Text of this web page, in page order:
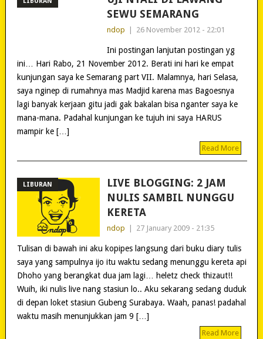
SEWU SEMARANG
ndop 26 November 2012 - 22:01
Ini postingan lanjutan postingan yg
ini… Hari Rabo, 21 November 2012. Berati ini hari ke empat
kunjungan saya ke Semarang part VII. Malamnya, hari Selasa,
saya nginep di rumahnya mas Madjid karena mas Bagoesnya
lagi banyak kerjaan gitu jadi gak bakalan bisa nganter saya ke
mana-mana. Padahal kunjungan ke tujuh ini saya HARUS
mampir ke […]
Read More
LIBURAN
LIVE BLOGGING: 2 JAM
NULIS SAMBIL NUNGGU
KERETA
ndop 27 January 2009 - 21:35
Tulisan di bawah ini aku kopipes langsung dari buku diary tulis
saya yang sampulnya ijo itu waktu sedang menunggu kereta api
Dhoho yang berangkat dua jam lagi… heletz check thizaut!!
Wuih, iki nulis live nang stasiun lo.. Aku sekarang sedang duduk
di depan loket stasiun Gubeng Surabaya. Waah, panas! padahal
waktu masih menunjukkan jam 9 […]
Read More